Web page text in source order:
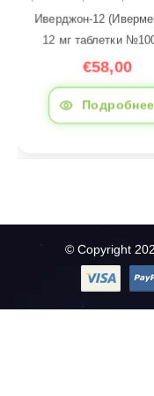
Иверджон-12
12 мг таблетки
препарат, Индия |
€58,00
Подробнее
© Copyright